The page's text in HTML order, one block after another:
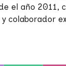
el año 2011,
colaborador